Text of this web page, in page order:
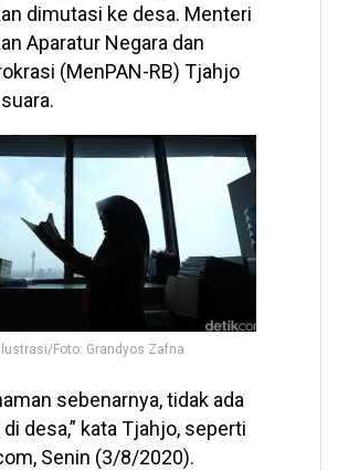
dimutasi ke desa. Menteri
Aparatur Negara dan
(MenPAN-RB) Tjahjo
Ilustrasi/Foto: Grandyos Zafna
sebenarnya, tidak ada
desa,” kata Tjahjo, seperti
Senin (3/8/2020).